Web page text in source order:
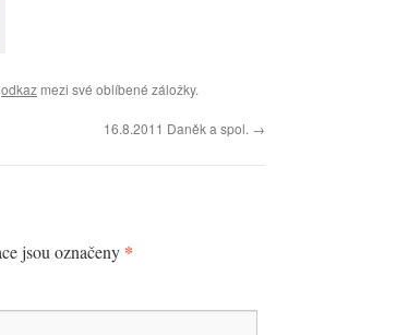
odkaz mezi své oblíbené záložky.
16.8.2011 Daněk a spol. →
jsou označeny *